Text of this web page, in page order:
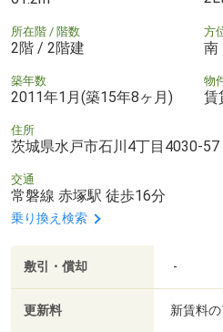
所在階 / 階数
2階 / 2階建
方
南
築年数
2011年1月(築15年8ヶ月)
物
賃
住所
茨城県水戸市石川4丁目4030-
交通
常磐線 赤塚駅 徒歩16分
乗り換え検索
敷引・償却 -
更新料 新賃料